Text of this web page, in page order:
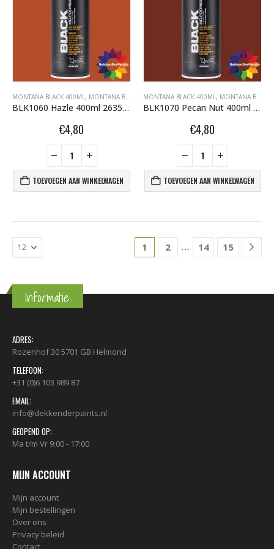
MONTANA BLACK 400ML , MONTANA BLACK DEKKENDERPAINTS.NL ,MONTANA
BLK1060 Hazle 400ml 263507
€4,80
TOEVOEGEN AAN WINKELWAGEN
MONTANA BLACK 400ML , MONTANA BLACK DEKKENDERPAINTS.NL
BLK1070 Pecan Nut 400ml 386312
€4,80
TOEVOEGEN AAN WINKELWAGEN
1 2 … 14 15
Informatie:
ADRES:
Rozenhof 30 5701 GB Helmond
TELEFOON:
+31 (0)6 103 989 87
EMAIL:
info@dekkenderpaints.nl
GEOPEND OP:
Ma t/m Vr 9:00 - 17:00
MIJN ACCOUNT
Mijn account
Mijn bestellingen
Over ons
Privacy beleid
Contact